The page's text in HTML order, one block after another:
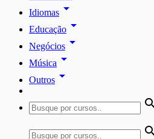
Idiomas arrow_drop_down
Educação arrow_drop_down
Negócios arrow_drop_down
Música arrow_drop_down
Outros arrow_drop_down